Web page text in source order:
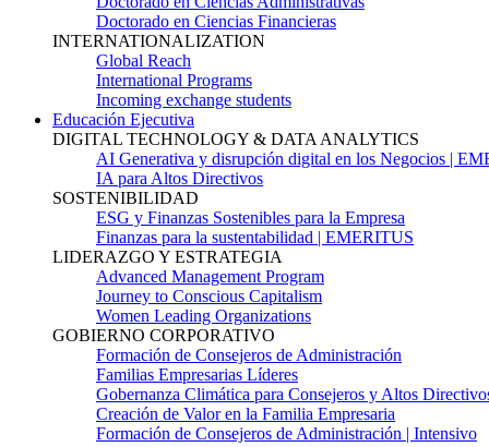
Doctorado en Ciencias Financieras
INTERNATIONALIZATION
Global Reach
International Programs
Incoming exchange students
Educación Ejecutiva
DIGITAL TECHNOLOGY & DATA ANALYTICS
AI Generativa y disrupción digital en los Negocios |
IA para Altos Directivos
SOSTENIBILIDAD
ESG y Finanzas Sostenibles para la Empresa
Finanzas para la sustentabilidad | EMERITUS
LIDERAZGO Y ESTRATEGIA
Advanced Management Program
Journey to Conscious Capitalism
Women Leading Organizations
GOBIERNO CORPORATIVO
Formación de Consejeros de Administración
Familias Empresarias Líderes
Gobernanza Climática para Consejeros y Altos
Creación de Valor en la Familia Empresaria
Formación de Consejeros de Administración | Intensivo